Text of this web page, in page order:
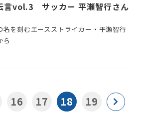
言vol.3 サッカー 平瀬智行さん
名を刻むエースストライカー・平瀬智行
ら
16 17 18 19